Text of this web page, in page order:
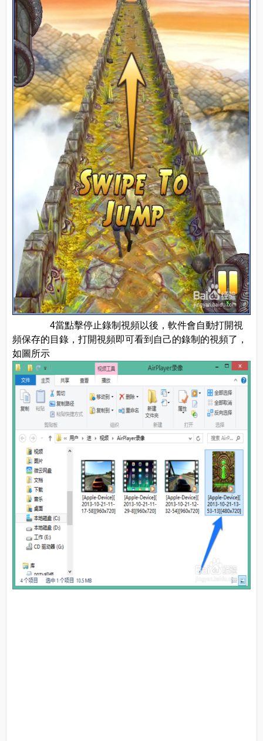
4當點擊停止錄制視頻以後，軟件會自動打開視
頻保存的目錄，打開視頻即可看到自己的錄制的視頻了，
如圖所示